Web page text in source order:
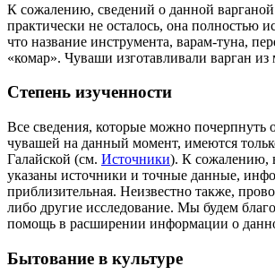
К сожалению, сведений о данной варганой
практически не осталось, она полностью
что название инструмента, варам-туна,
«комар». Чуваши изготавливали варган из
Степень изученности
Все сведения, которые можно почерпнуть
чувашей на данный момент, имеются
Галайской (см. Источники). К сожалению,
указаны источники и точные данные,
приблизительная. Неизвестно также,
либо другие исследование. Мы будем
помощь в расширении информации о
Бытование в культуре